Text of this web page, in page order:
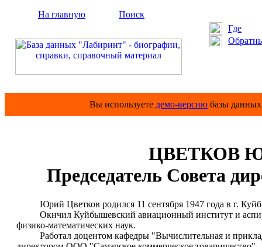
На главную
Поиск
Где
Вы используете демо-версию базы
ЦВЕТКОВ
Председатель Совета
Юрий Цветков родился 11 сентября 1947 года в г.
Окнчил Куйбышевский авиационный институт и
физико-математических наук.
Работал доцентом кафедры "Вычислительная и